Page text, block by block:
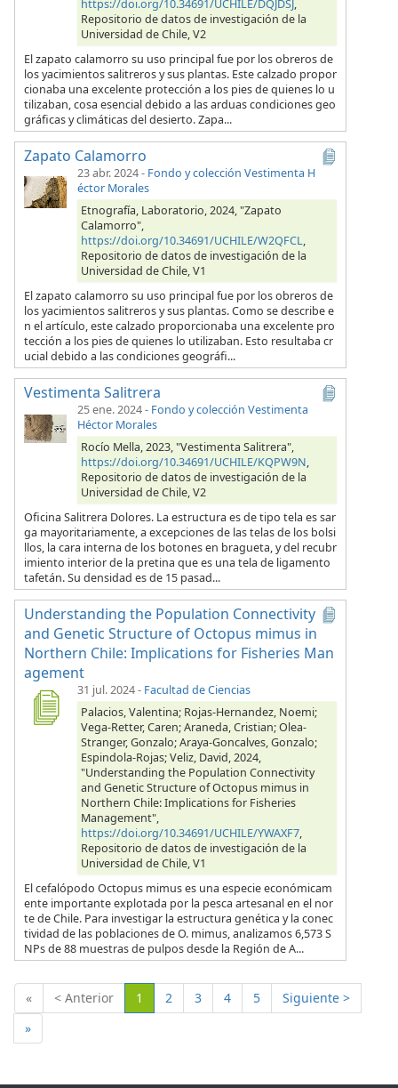
https://doi.org/10.34691/UCHILE/DQJDSJ,
Repositorio de datos de investigación de la
Universidad de Chile, V2
El zapato calamorro su uso principal fue por los obreros de
los yacimientos salitreros y sus plantas. Este calzado propor
cionaba una excelente protección a los pies de quienes lo u
tilizaban, cosa esencial debido a las arduas condiciones geo
gráficas y climáticas del desierto. Zapa...
Zapato Calamorro
23 abr. 2024- Fondo y colección Vestimenta H
éctor Morales
Etnografía, Laboratorio, 2024, "Zapato
Calamorro",
https://doi.org/10.34691/UCHILE/W2QFCL,
Repositorio de datos de investigación de la
Universidad de Chile, V1
El zapato calamorro su uso principal fue por los obreros de
los yacimientos salitreros y sus plantas. Como se describe e
n el artículo, este calzado proporcionaba una excelente pro
tección a los pies de quienes lo utilizaban. Esto resultaba cr
ucial debido a las condiciones geográfi...
Vestimenta Salitrera
25 ene. 2024- Fondo y colección Vestimenta
Héctor Morales
Rocío Mella, 2023, "Vestimenta Salitrera",
https://doi.org/10.34691/UCHILE/KQPW9N,
Repositorio de datos de investigación de la
Universidad de Chile, V2
Oficina Salitrera Dolores. La estructura es de tipo tela es sar
ga mayoritariamente, a excepciones de las telas de los bolsi
llos, la cara interna de los botones en bragueta, y del recubr
imiento interior de la pretina que es una tela de ligamento
tafetán. Su densidad es de 15 pasad...
Understanding the Population Connectivity
and Genetic Structure of Octopus mimus in
Northern Chile: Implications for Fisheries Man
agement
31 jul. 2024- Facultad de Ciencias
Palacios, Valentina; Rojas-Hernandez, Noemi;
Vega-Retter, Caren; Araneda, Cristian; Olea-
Stranger, Gonzalo; Araya-Goncalves, Gonzalo;
Espindola-Rojas; Veliz, David, 2024,
"Understanding the Population Connectivity
and Genetic Structure of Octopus mimus in
Northern Chile: Implications for Fisheries
Management",
https://doi.org/10.34691/UCHILE/YWAXF7,
Repositorio de datos de investigación de la
Universidad de Chile, V1
El cefalópodo Octopus mimus es una especie económicam
ente importante explotada por la pesca artesanal en el nor
te de Chile. Para investigar la estructura genética y la conec
tividad de las poblaciones de O. mimus, analizamos 6,573 S
NPs de 88 muestras de pulpos desde la Región de A...
« < Anterior 1 (Actual)
2 3 4 5
Siguiente >
»